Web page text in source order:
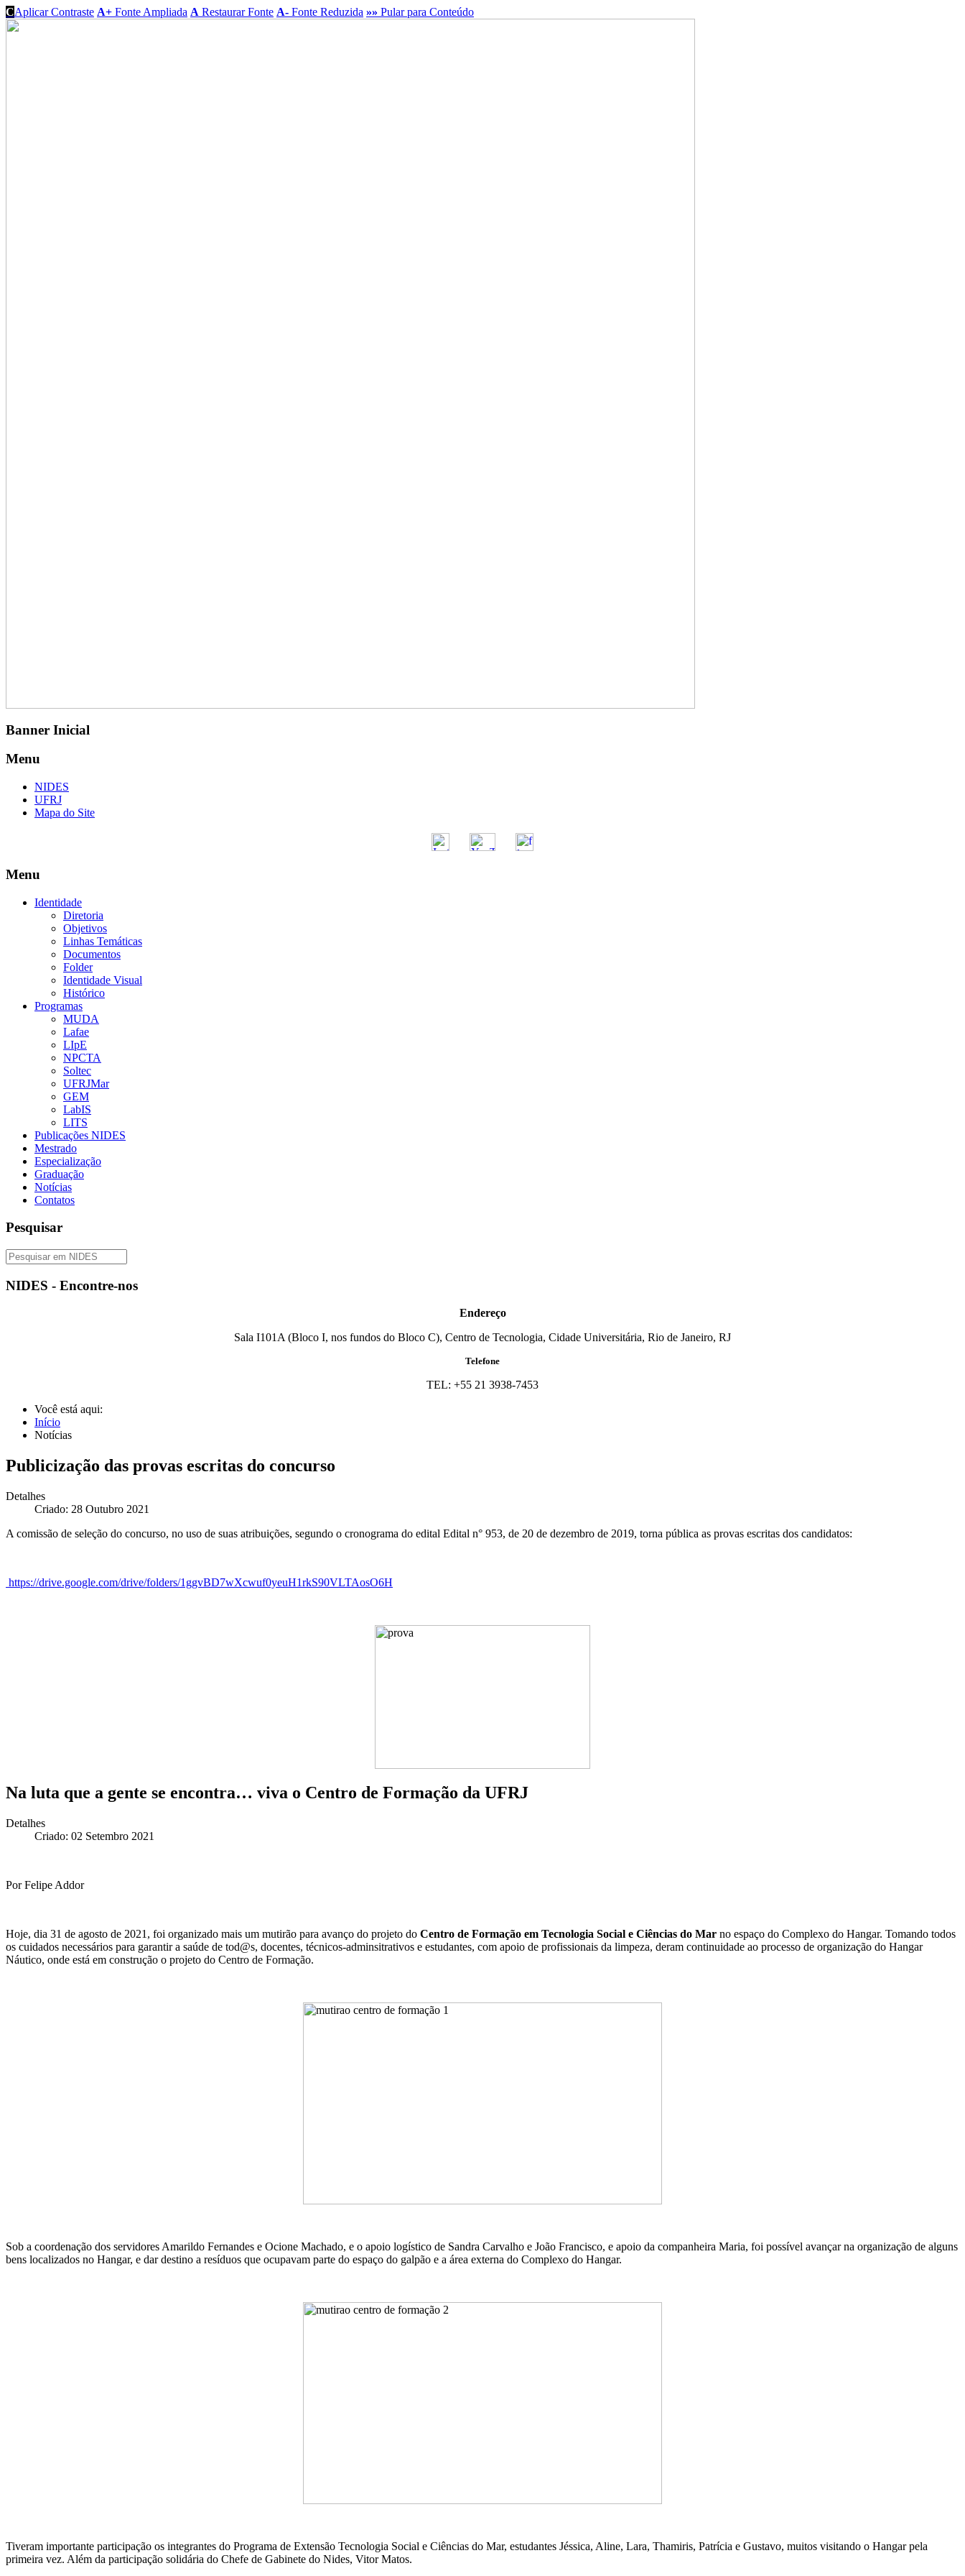
CAplicar Contraste A+ Fonte Ampliada A Restaurar Fonte A- Fonte Reduzida »» Pular para Conteúdo
Banner Inicial
Menu
NIDES
UFRJ
Mapa do Site
Menu
Identidade
Diretoria
Objetivos
Linhas Temáticas
Documentos
Folder
Identidade Visual
Histórico
Programas
MUDA
Lafae
LIpE
NPCTA
Soltec
UFRJMar
GEM
LabIS
LITS
Publicações NIDES
Mestrado
Especialização
Graduação
Notícias
Contatos
Pesquisar
NIDES - Encontre-nos
Endereço
Sala I101A (Bloco I, nos fundos do Bloco C), Centro de Tecnologia, Cidade Universitária, Rio de Janeiro, RJ
Telefone
TEL: +55 21 3938-7453
Você está aqui:
Início
Notícias
Publicização das provas escritas do concurso
Detalhes
Criado: 28 Outubro 2021
A comissão de seleção do concurso, no uso de suas atribuições, segundo o cronograma do edital Edital n° 953, de 20 de dezembro de 2019, torna pública as provas escritas dos candidatos:
https://drive.google.com/drive/folders/1ggvBD7wXcwuf0yeuH1rkS90VLTAosO6H
Na luta que a gente se encontra… viva o Centro de Formação da UFRJ
Detalhes
Criado: 02 Setembro 2021
Por Felipe Addor
Hoje, dia 31 de agosto de 2021, foi organizado mais um mutirão para avanço do projeto do Centro de Formação em Tecnologia Social e Ciências do Mar no espaço do Complexo do Hangar. Tomando todos
os cuidados necessários para garantir a saúde de tod@s, docentes, técnicos-adminsitrativos e estudantes, com apoio de profissionais da limpeza, deram continuidade ao processo de organização do Hangar
Náutico, onde está em construção o projeto do Centro de Formação.
Sob a coordenação dos servidores Amarildo Fernandes e Ocione Machado, e o apoio logístico de Sandra Carvalho e João Francisco, e apoio da companheira Maria, foi possível avançar na organização de alguns
bens localizados no Hangar, e dar destino a resíduos que ocupavam parte do espaço do galpão e a área externa do Complexo do Hangar.
Tiveram importante participação os integrantes do Programa de Extensão Tecnologia Social e Ciências do Mar, estudantes Jéssica, Aline, Lara, Thamiris, Patrícia e Gustavo, muitos visitando o Hangar pela
primeira vez. Além da participação solidária do Chefe de Gabinete do Nides, Vitor Matos.